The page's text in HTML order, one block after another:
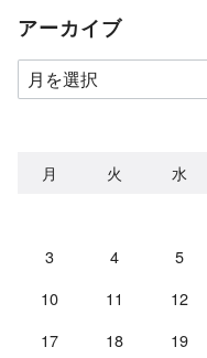
アーカイブ
ア
ー
月 火 水
3
4 5
10
11 12
17
18 19